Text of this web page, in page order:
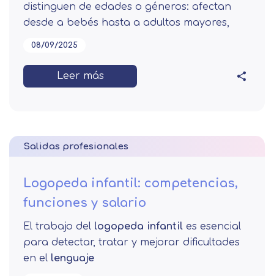
distinguen de edades o géneros: afectan
desde a bebés hasta a adultos mayores,
08/09/2025
Leer más
Salidas profesionales
Logopeda infantil: competencias,
funciones y salario
El trabajo del logopeda infantil es esencial
para detectar, tratar y mejorar dificultades
en el lenguaje